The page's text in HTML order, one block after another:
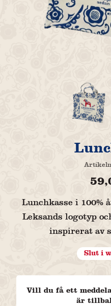
Lunchkasse i 100%
Leksands logotyp
inspirerat av
Slut i
Vill du få ett
är